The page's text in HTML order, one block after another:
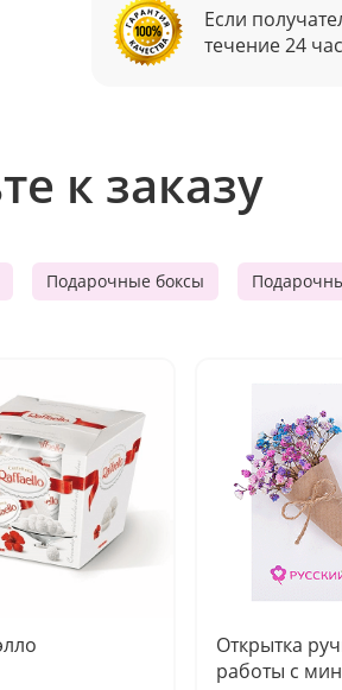
Если
течение 24
к заказу
Подарочные боксы
Открытка
работы с